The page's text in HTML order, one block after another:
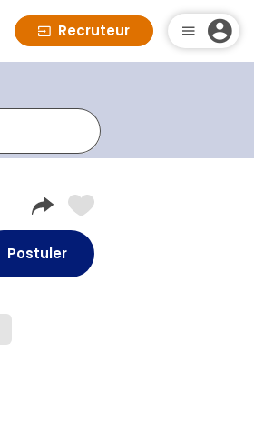
Recruteur
Postuler